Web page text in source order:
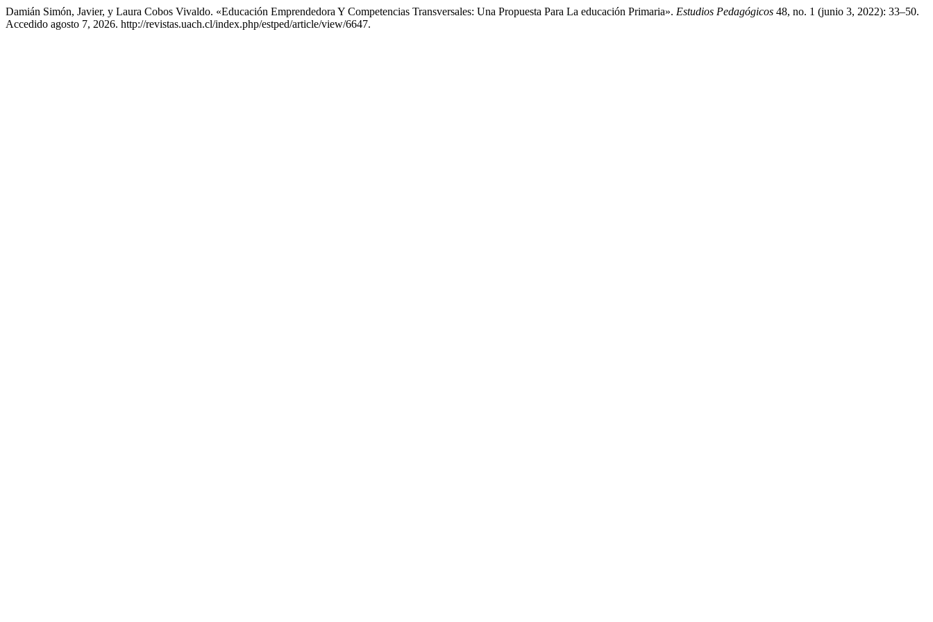
Damián Simón, Javier, y Laura Cobos Vivaldo. «Educación Emprendedora Y Competencias Transversales: Una Propuesta Para La educación Primaria». Estudios Pedagógicos 48, no. 1 (junio 3, 2022): 33–50.
Accedido agosto 7, 2026. http://revistas.uach.cl/index.php/estped/article/view/6647.